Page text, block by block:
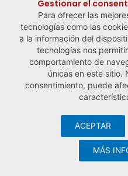
© Observatorio Español de
Aviso legal y
cookies·
Gestionar el
Para ofrecer las
tecnologías como las
a la información del
tecnologías nos
comportamiento de
únicas en este sitio.
consentimiento, puede
ACEPTAR
MÁS